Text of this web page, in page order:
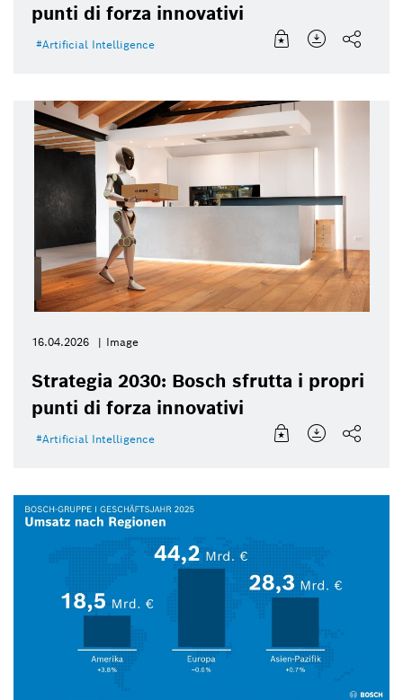
punti di forza innovativi
Artificial Intelligence
16.04.2026 Image
Strategia 2030: Bosch sfrutta i propri
punti di forza innovativi
Artificial Intelligence